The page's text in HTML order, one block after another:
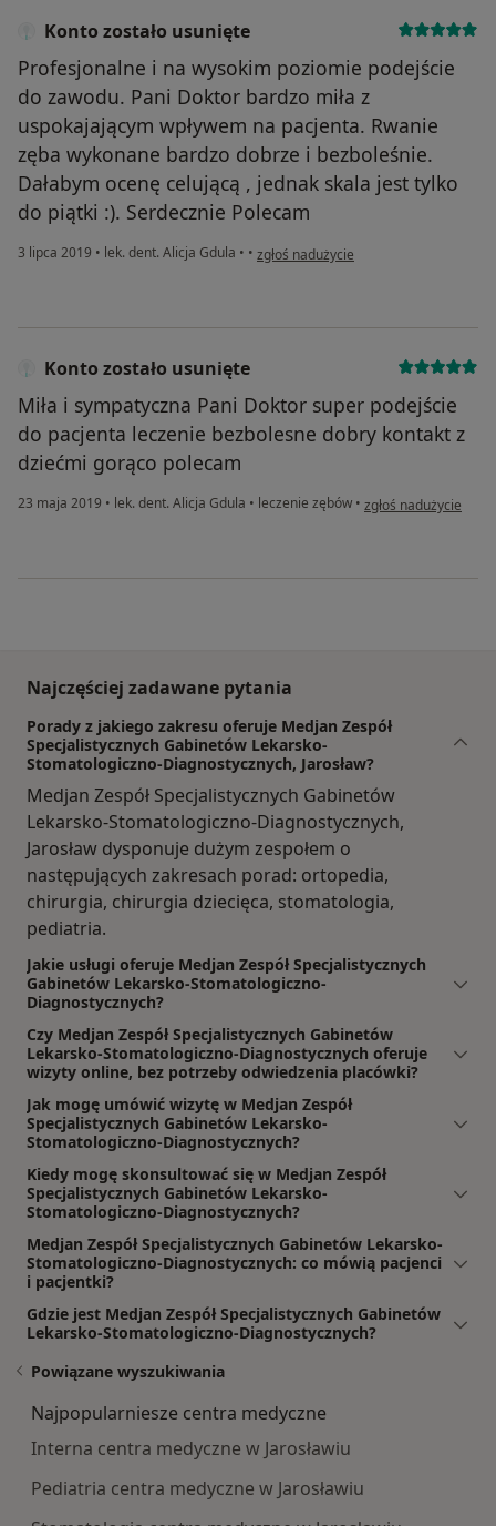
Konto zostało usunięte
Profesjonalne i na wysokim poziomie podejście
do zawodu. Pani Doktor bardzo miła z
uspokajającym wpływem na pacjenta. Rwanie
zęba wykonane bardzo dobrze i bezboleśnie.
Dałabym ocenę celującą , jednak skala jest tylko
do piątki :). Serdecznie Polecam
3 lipca 2019 • lek. dent. Alicja Gdula • • w opinii użytkownika Konto zostało
zgłoś nadużycie
Konto zostało usunięte
Miła i sympatyczna Pani Doktor super podejście
do pacjenta leczenie bezbolesne dobry kontakt z
dziećmi gorąco polecam
23 maja 2019 • lek. dent. Alicja Gdula • leczenie zębów • w opinii użytkownika
zgłoś nadużycie
Najczęściej zadawane pytania
Porady z jakiego zakresu oferuje Medjan Zespół
Specjalistycznych Gabinetów Lekarsko-
Stomatologiczno-Diagnostycznych, Jarosław?
Medjan Zespół Specjalistycznych Gabinetów
Lekarsko-Stomatologiczno-Diagnostycznych,
Jarosław dysponuje dużym zespołem o
następujących zakresach porad: ortopedia,
chirurgia, chirurgia dziecięca, stomatologia,
pediatria.
Jakie usługi oferuje Medjan Zespół Specjalistycznych
Gabinetów Lekarsko-Stomatologiczno-
Diagnostycznych?
Czy Medjan Zespół Specjalistycznych Gabinetów
Lekarsko-Stomatologiczno-Diagnostycznych oferuje
wizyty online, bez potrzeby odwiedzenia placówki?
Jak mogę umówić wizytę w Medjan Zespół
Specjalistycznych Gabinetów Lekarsko-
Stomatologiczno-Diagnostycznych?
Kiedy mogę skonsultować się w Medjan Zespół
Specjalistycznych Gabinetów Lekarsko-
Stomatologiczno-Diagnostycznych?
Medjan Zespół Specjalistycznych Gabinetów Lekarsko-
Stomatologiczno-Diagnostycznych: co mówią pacjenci
i pacjentki?
Gdzie jest Medjan Zespół Specjalistycznych Gabinetów
Lekarsko-Stomatologiczno-Diagnostycznych?
Powiązane wyszukiwania
Najpopularniesze centra medyczne
Interna centra medyczne w Jarosławiu
Pediatria centra medyczne w Jarosławiu